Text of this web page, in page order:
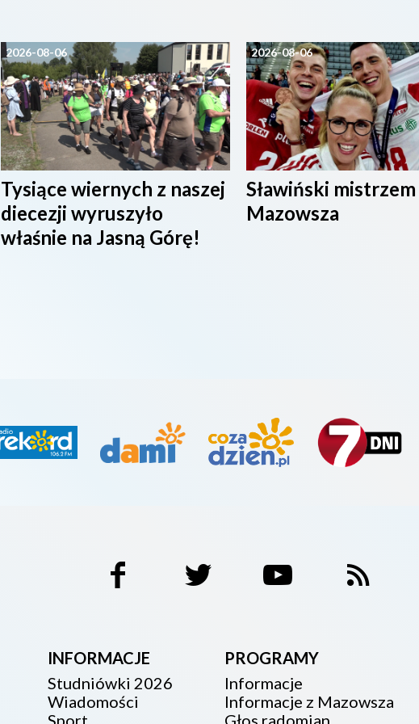
2026-08-06
Tysiące wiernych z naszej
diecezji wyruszyło
właśnie na Jasną Górę!
2026-08-06
Sławiński mistrzem
Mazowsza
INFORMACJE
Studniówki 2026
Wiadomości
Sport
PROGRAMY
Informacje
Informacje z Mazowsza
Głos radomian